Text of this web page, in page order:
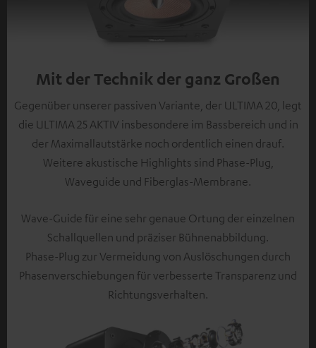
Mit der Technik der ganz Großen
Gegenüber unserer passiven Variante, der ULTIMA 20, legt
die ULTIMA 25 AKTIV insbesondere im Bassbereich und in
der Maximallautstärke noch ordentlich einen drauf.
Weitere akustische Highlights sind Phase-Plug,
Waveguide und Fiberglas-Membrane.
Wave-Guide für eine sehr genaue Ortung der einzelnen
Schallquellen und präziser Bühnenabbildung.
Phase-Plug zur Vermeidung von Auslöschungen durch
Phasenverschiebungen für verbesserte Transparenz und
Richtungsverhalten.